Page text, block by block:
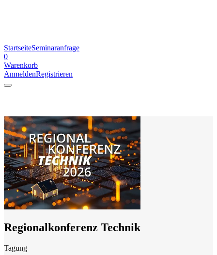
StartseiteSeminaranfrage
0
Warenkorb
AnmeldenRegistrieren
Regionalkonferenz Technik
Tagung